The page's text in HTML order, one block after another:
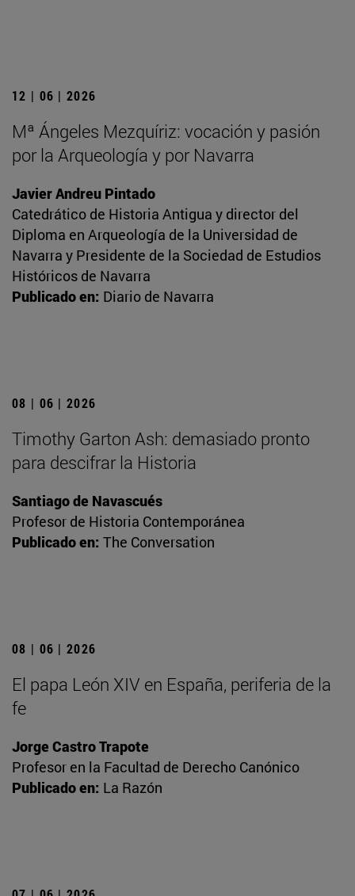
12 | 06 | 2026
Mª Ángeles Mezquíriz: vocación y pasión
por la Arqueología y por Navarra
Javier Andreu Pintado
Catedrático de Historia Antigua y director del
Diploma en Arqueología de la Universidad de
Navarra y Presidente de la Sociedad de Estudios
Históricos de Navarra
Publicado en: Diario de Navarra
08 | 06 | 2026
Timothy Garton Ash: demasiado pronto
para descifrar la Historia
Santiago de Navascués
Profesor de Historia Contemporánea
Publicado en: The Conversation
08 | 06 | 2026
El papa León XIV en España, periferia de la
fe
Jorge Castro Trapote
Profesor en la Facultad de Derecho Canónico
Publicado en: La Razón